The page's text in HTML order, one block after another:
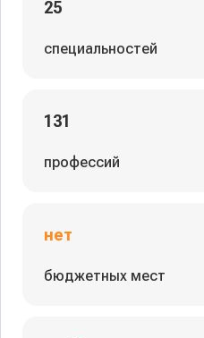
25
специальностей
131
профессий
нет
бюджетных мест